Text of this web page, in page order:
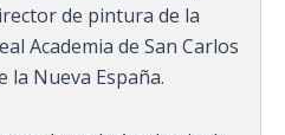
de pintura de la
Academia de San Carlos
la Nueva España.